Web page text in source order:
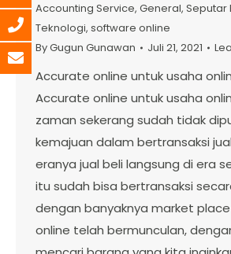
Accounting Service, General, Seputar
Teknologi, software online
ByGugun Gunawan Juli 21, 2021
Accurate online untuk usaha
Accurate online untuk usaha
zaman sekerang sudah tidak
kemajuan dalam bertransaksi
eranya jual beli langsung di era
itu sudah bisa bertransaksi
dengan banyaknya market
online telah bermunculan,